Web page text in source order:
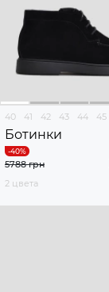
40 41 42 43 44 45
Ботинки
5788 грн
2 цвета